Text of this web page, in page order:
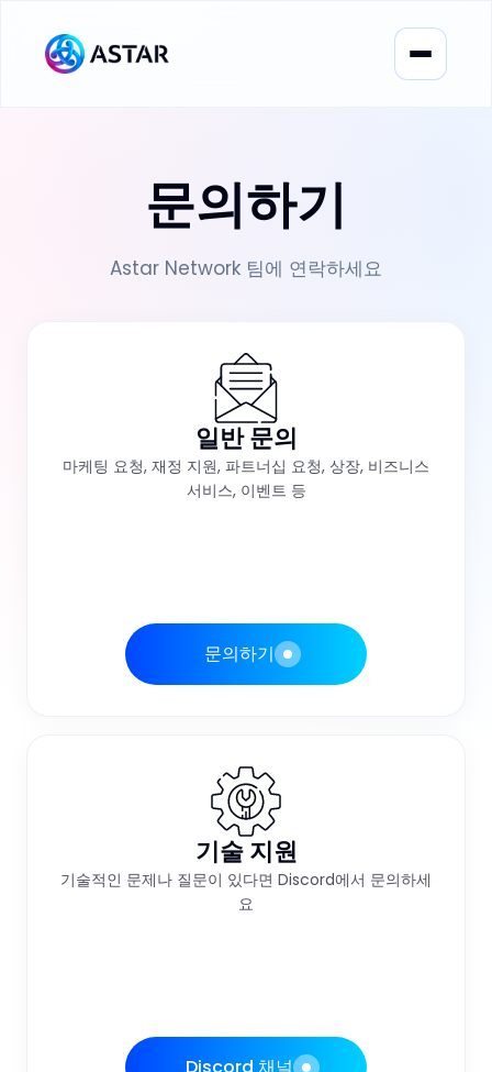
문의하기
Astar Network 팀에 연락하세요
일반 문의
마케팅 요청, 재정 지원, 파트너십 요청, 상장, 비즈니스
서비스, 이벤트 등
문의하기
기술 지원
기술적인 문제나 질문이 있다면 Discord에서 문의하세
요